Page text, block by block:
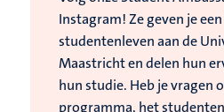
Instagram! Ze geven je
studentenleven aan de
Maastricht en delen hun
hun studie. Heb je vragen
programma, het